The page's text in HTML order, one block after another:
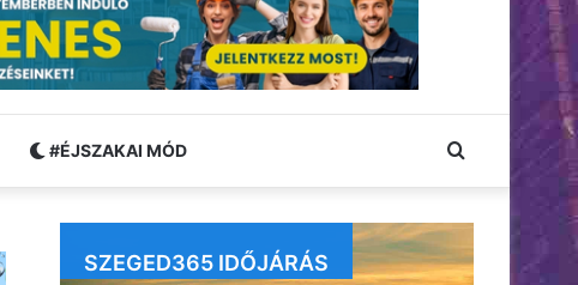
#ÉJSZAKAI MÓD Keresés:
SZEGED365 IDŐJÁRÁS